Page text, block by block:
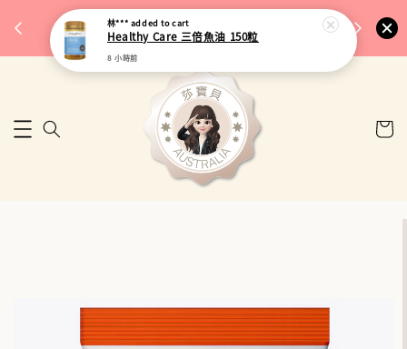
🎉 77購物節｜保健品滿額最低 91 折
來去逛逛
🚚 台
林*** added to cart
Healthy Care 三倍魚油 150粒
8 小時前